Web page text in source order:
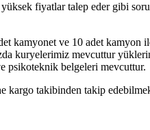
fiyatlar talep eder gibi
kamyonet ve 10 adet
kuryelerimiz mevcuttur
psikoteknik belgeleri mevcuttur.
kargo takibinden takip